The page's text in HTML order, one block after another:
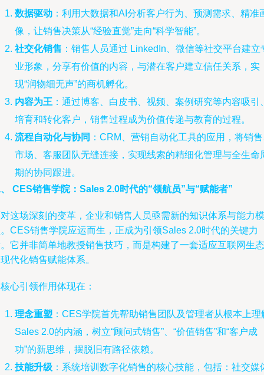
数据驱动 ：利用大数据和AI分析客户行为、预测需求、精准
像，让销售决策从“经验直觉”走向“科学智能”。
社交化销售 ：销售人员通过 LinkedIn、微信等社交平台建立
业形象，分享有价值的内容，与潜在客户建立信任关系，实
现“润物细无声”的商机孵化。
内容为王 ：通过博客、白皮书、视频、案例研究等内容吸引
培育和转化客户，销售过程成为价值传递与教育的过程。
流程自动化与协同 ：CRM、营销自动化工具的应用，将销
市场、客服团队无缝连接，实现线索的精细化管理与全生命
期的协同跟进。
CES销售学院：Sales 2.0时代的“领航员”与“赋能者”
这场深刻的变革，企业和销售人员亟需新的知识体系与能力模
CES销售学院应运而生，正成为引领Sales 2.0时代的关键力
它并非简单地教授销售技巧，而是构建了一套适应互联网生态
代化销售赋能体系。
心引领作用体现在：
理念重塑 ：CES学院首先帮助销售团队及管理者从根本上理
Sales 2.0的内涵，树立“顾问式销售”、“价值销售”和“客户成
功”的新思维，摆脱旧有路径依赖。
技能升级 ：系统培训数字化销售的核心技能，包括：社交媒